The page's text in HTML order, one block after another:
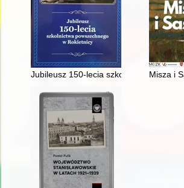
Jubileusz 150-lecia szkolnictwaMisza i